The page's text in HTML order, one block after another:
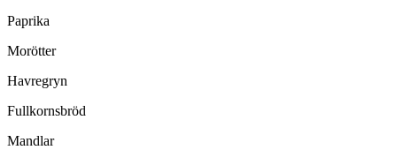
Paprika
Morötter
Havregryn
Fullkornsbröd
Mandlar